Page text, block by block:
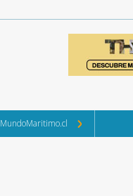
MundoMaritimo.cl